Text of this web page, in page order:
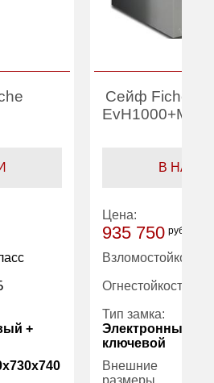
+
Сейф Fichet
EvH1000+MxB
В
Цена:
935 750 руб
Взломостойкость:
Огнестойкость:
Тип замка:
Электронный
ключевой
Внешние
размеры